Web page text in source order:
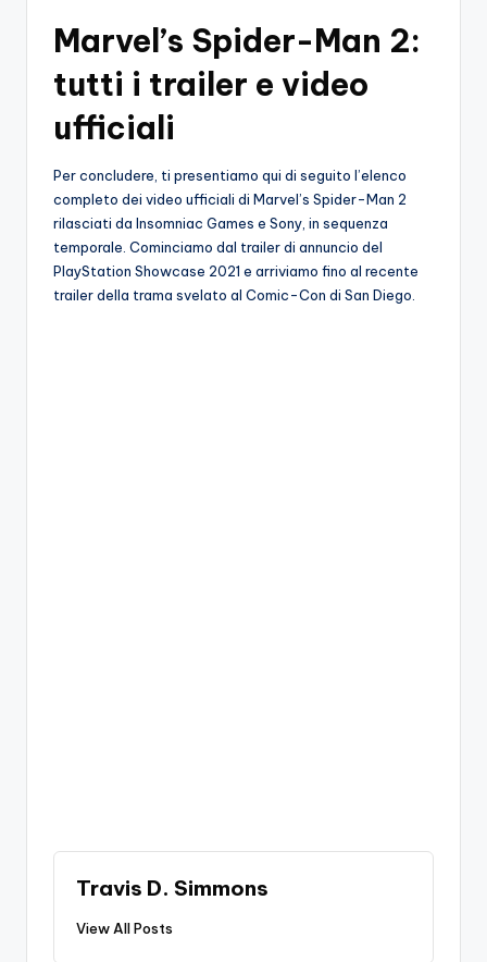
Marvel’s Spider-Man 2:
tutti i trailer e video
ufficiali
Per concludere, ti presentiamo qui di seguito l’elenco
completo dei video ufficiali di Marvel’s Spider-Man 2
rilasciati da Insomniac Games e Sony, in sequenza
temporale. Cominciamo dal trailer di annuncio del
PlayStation Showcase 2021 e arriviamo fino al recente
trailer della trama svelato al Comic-Con di San Diego.
Travis D. Simmons
View All Posts